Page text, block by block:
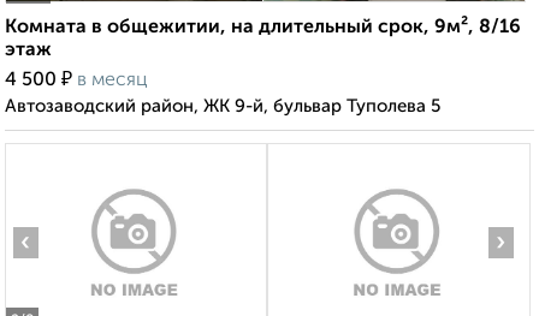
Комната в общежитии, на длительный срок, 9м², 8/16
этаж
4 500 ₽ в месяц
Автозаводский район, ЖК 9-й, бульвар Туполева 5
‹ ›